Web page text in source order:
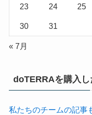
23 24 25
30 31
« 7月
doTERRAを購入し
私たちのチームの記事